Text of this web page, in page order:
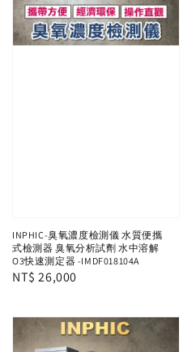
INPHIC-臭氧濃度檢測儀 水質便攜
式檢測器 臭氧分析試劑 水中溶解
O3快速測定器 -IMDF018104A
Regular
NT$ 26,000